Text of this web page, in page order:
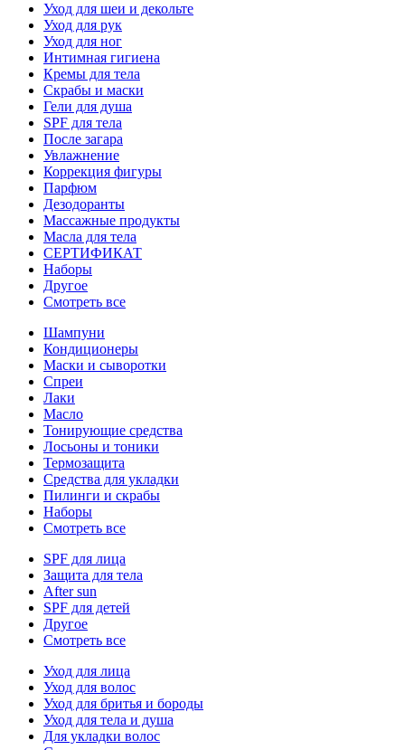
Уход для шеи и декольте
Уход для рук
Уход для ног
Интимная гигиена
Кремы для тела
Скрабы и маски
Гели для душа
SPF для тела
После загара
Увлажнение
Коррекция фигуры
Парфюм
Дезодоранты
Массажные продукты
Масла для тела
СЕРТИФИКАТ
Наборы
Другое
Смотреть все
Шампуни
Кондиционеры
Маски и сыворотки
Спреи
Лаки
Масло
Тонирующие средства
Лосьоны и тоники
Термозащита
Средства для укладки
Пилинги и скрабы
Наборы
Смотреть все
SPF для лица
Защита для тела
After sun
SPF для детей
Другое
Смотреть все
Уход для лица
Уход для волос
Уход для бритья и бороды
Уход для тела и душа
Для укладки волос